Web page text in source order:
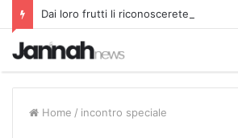
Dai loro frutti li riconoscerete
Home / incontro speciale